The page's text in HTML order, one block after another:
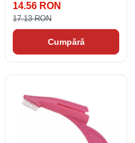
14.56 RON
17.13 RON
Cumpără